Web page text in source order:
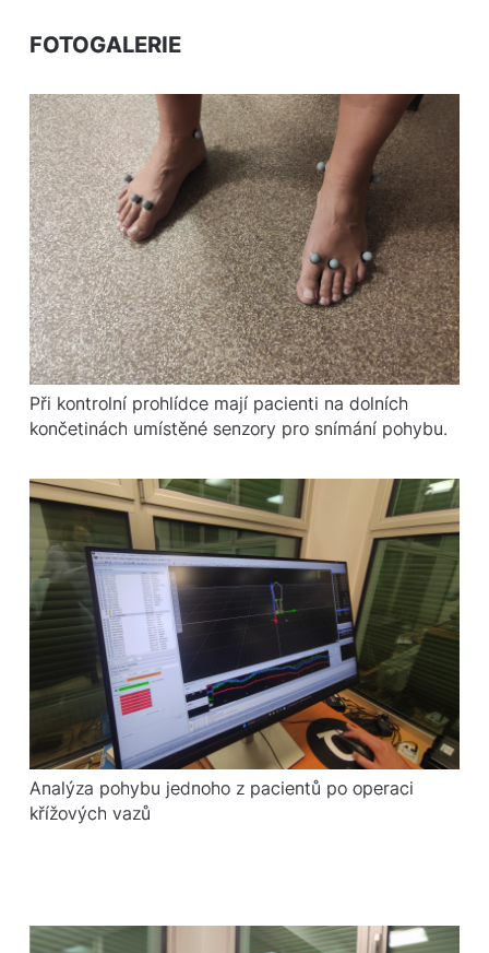
FOTOGALERIE
Při kontrolní prohlídce mají pacienti na dolních
končetinách umístěné senzory pro snímání pohybu.
Analýza pohybu jednoho z pacientů po operaci
křížových vazů